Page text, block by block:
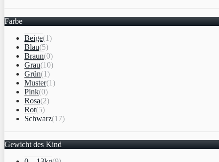
Farbe
Beige(1)
Blau(5)
Braun(0)
Grau(10)
Grün(1)
Muster(1)
Pink(0)
Rosa(2)
Rot(5)
Schwarz(17)
Gewicht des Kind